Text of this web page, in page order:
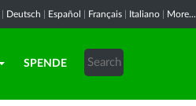
Deutsch Español Français Italiano More...
SPENDE